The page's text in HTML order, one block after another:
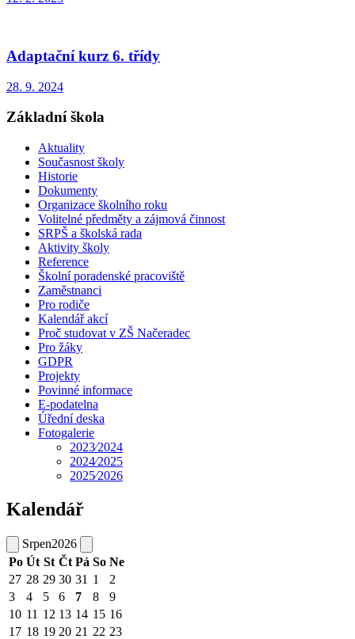
Adaptační kurz 6. třídy
28. 9. 2024
Základní škola
Aktuality
Současnost školy
Historie
Dokumenty
Organizace školního roku
Volitelné předměty a zájmová činnost
SRPŠ a školská rada
Aktivity školy
Reference
Školní poradenské pracoviště
Zaměstnanci
Pro rodiče
Kalendář akcí
Proč studovat v ZŠ Načeradec
Pro žáky
GDPR
Projekty
Povinné informace
E-podatelna
Úřední deska
Fotogalerie
2023⁄2024
2024⁄2025
2025⁄2026
Kalendář
Srpen2026
Po Út St Čt Pá So Ne
27 28 29 30 31 1
2
3
4 5 6 7 8
9
10 11 12 13 14 15 16
17 18 19 20 21 22 23